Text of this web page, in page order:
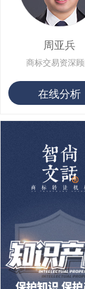
周亚兵
商标交易资深
在线分析